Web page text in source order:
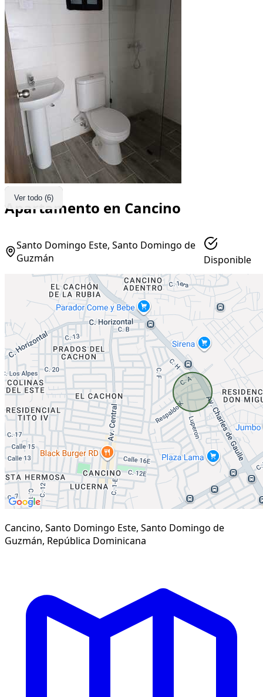
Ver todo (6)
Apartamento en Cancino
Santo Domingo Este, Santo Domingo de
Guzmán
Disponible
Cancino, Santo Domingo Este, Santo Domingo de
Guzmán, República Dominicana